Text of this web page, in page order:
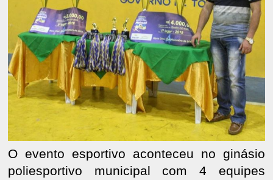
O evento esportivo aconteceu no ginásio
poliesportivo municipal com 4 equipes